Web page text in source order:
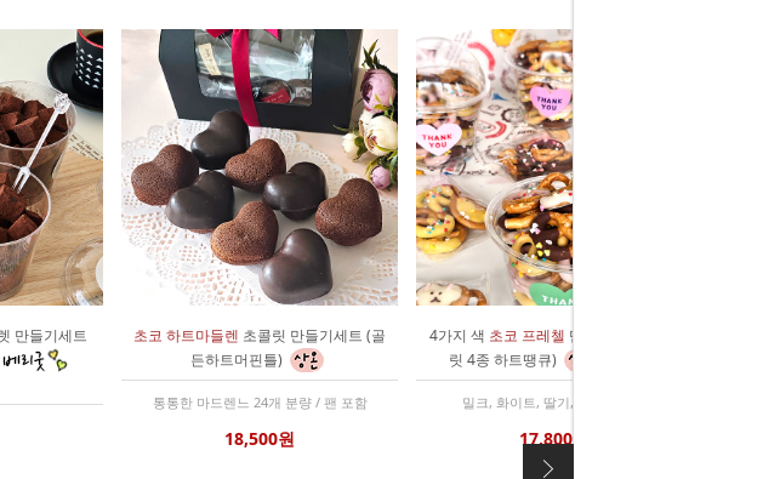
만들기세트
초코 하트마들렌 초콜릿 만들기세트 (골
든하트머핀틀)
통통한 마드렌느 24개 분량 / 팬 포함
18,500원
4가지 색 초코 프레첼 만들기세트 (초콜
릿 4종 하트땡큐)
밀크, 화이트, 딸기, 망고 초콜릿
17,800원